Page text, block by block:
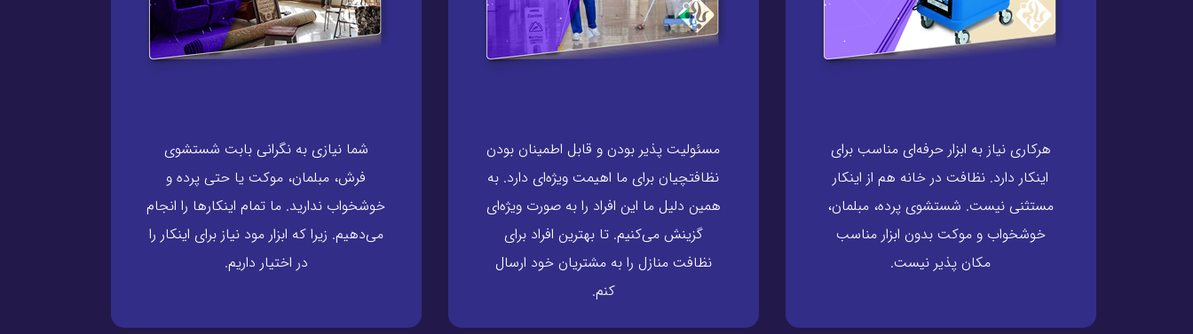
هرکاری نیاز به ابزار حرفه‌ای مناسب برای
اینکار دارد. نظافت در خانه هم از اینکار
مستثنی نیست. شستشوی پرده، مبلمان،
خوشخواب و موکت بدون ابزار مناسب
مکان پذیر نیست.
مسئولیت پذیر بودن و قابل اطمینان بودن
نظافتچیان برای ما اهیمت ویژه‌ای دارد. به
همین دلیل ما این افراد را به صورت ویژه‌ای
گزینش می‌کنیم. تا بهترین افراد برای
نظافت منازل را به مشتریان خود ارسال
کنم.
شما نیازی به نگرانی بابت شستشوی
فرش، مبلمان، موکت یا حتی پرده و
خوشخواب ندارید. ما تمام اینکارها را انجام
می‌دهیم. زیرا که ابزار مود نیاز برای اینکار را
در اختیار داریم.